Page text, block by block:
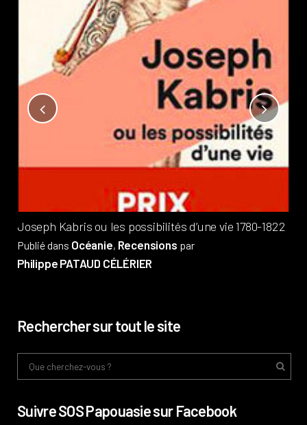
Joseph Kabris ou les possibilités d’une vie 1780-1822
Publié dans Océanie, Recensions par
Philippe PATAUD CÉLÉRIER
Rechercher sur tout le site
Suivre SOS Papouasie sur Facebook